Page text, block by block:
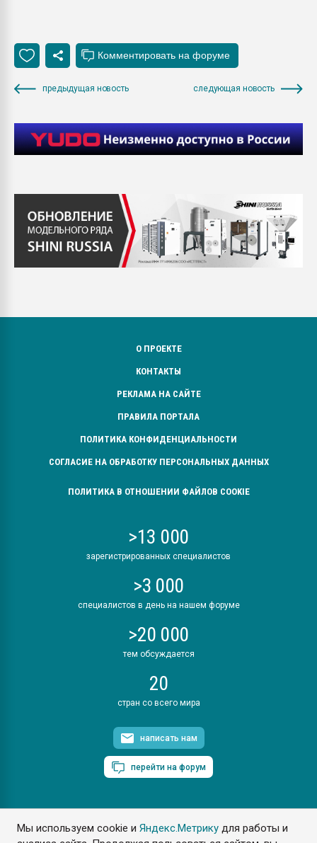
Мы используем cookie иЯндекс.Метрику для работы и
предыдущая новость следующая новость
О ПРОЕКТЕ
КОНТАКТЫ
РЕКЛАМА НА САЙТЕ
ПРАВИЛА ПОРТАЛА
ПОЛИТИКА КОНФИДЕНЦИАЛЬНОСТИ
СОГЛАСИЕ НА ОБРАБОТКУ ПЕРСОНАЛЬНЫХ ДАННЫХ
ПОЛИТИКА В ОТНОШЕНИИ ФАЙЛОВ COOKIE
>13 000
зарегистрированных специалистов
>3 000
специалистов в день на нашем форуме
>20 000
тем обсуждается
20
стран со всего мира
написать нам
перейти на форум
ПластЭксперт © 2006. Все права защищены